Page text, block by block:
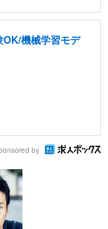
機械学習モデ
by